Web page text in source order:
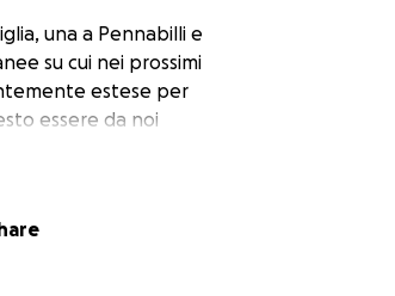
una a Pennabilli e
su cui nei prossimi
estese per
essere da noi